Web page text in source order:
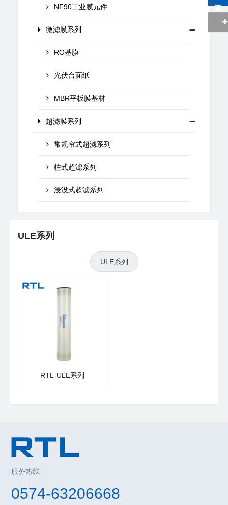
NF90工业膜元件
微滤膜系列
RO基膜
光伏台面纸
MBR平板膜基材
超滤膜系列
常规帘式超滤系列
柱式超滤系列
浸没式超滤系列
ULE系列
ULE系列
RTL-ULE系列
服务热线
0574-63206668